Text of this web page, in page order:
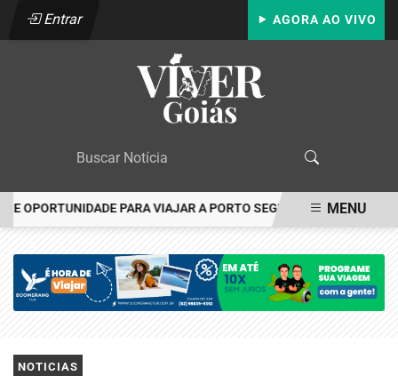
Entrar AGORA AO VIVO
OPORTUNIDADE PARA VIAJAR A PORTO SEGURO PAGANDO NO
MENU
NOTICIAS